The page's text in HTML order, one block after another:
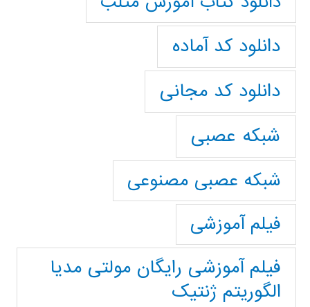
دانلود کد آماده
دانلود کد مجانی
شبکه عصبی
شبکه عصبی مصنوعی
فیلم آموزشی
فیلم آموزشی رایگان مولتی مدیا
الگوریتم ژنتیک